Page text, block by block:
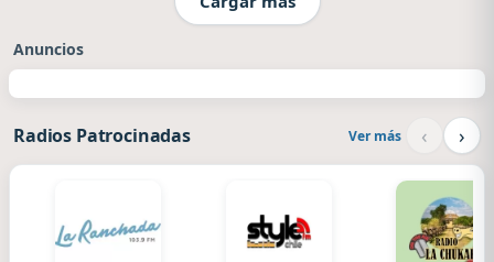
Anuncios
Radios Patrocinadas Ver más ‹ ›